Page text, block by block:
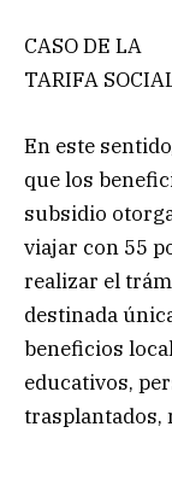
CASO DE LA
TARIFA
En este
que los
subsidio
viajar con 55
realizar el
destinada
beneficios
educativos,
trasplantados,